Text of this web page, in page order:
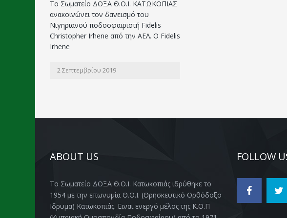
Το Σωματείο ΔΟΞΑ Θ.Ο.Ι. ΚΑΤΩΚΟΠΙΑΣ
ανακοινώνει τον δανεισμό του
Νιγηριανού ποδοσφαιριστή Fidelis
Christopher Irhene από την ΑΕΛ. Ο Fidelis
Irhene
2 Σεπτεμβρίου 2019
ABOUT US
Το Σωματείο ΔΟΞΑ Θ.Ο.Ι. Κατωκοπιάς ιδρύθηκε το
1954 με την επωνυμία Θ.Ο.Ι. (Θρησκευτικό Ορθόδοξο
Ιδρυμα) Κατωκοπιάς. Ειναι ενεργό μέλος της Κ.Ο.Π
FOLLOW